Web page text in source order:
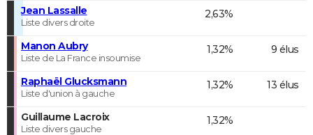
Jean Lassalle
Liste divers droite
2,63%
Manon Aubry
Liste de La France insoumise
1,32% 9 élus
Raphaël Glucksmann
Liste d'union à gauche
1,32% 13 élus
Guillaume Lacroix
Liste divers gauche
1,32%